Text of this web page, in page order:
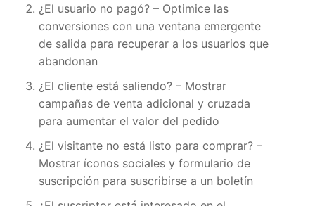
¿El usuario no pagó? – Optimice las
conversiones con una ventana emergente
de salida para recuperar a los usuarios que
abandonan
¿El cliente está saliendo? – Mostrar
campañas de venta adicional y cruzada
para aumentar el valor del pedido
¿El visitante no está listo para comprar? –
Mostrar íconos sociales y formulario de
suscripción para suscribirse a un boletín